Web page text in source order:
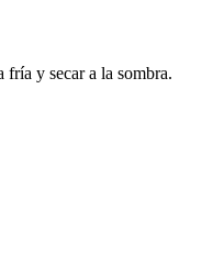
fría y secar a la sombra.